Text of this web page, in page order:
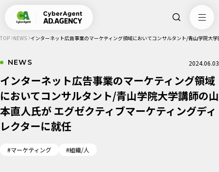
TOP NEWS インターネット広告事業のマーケティング領域においてコンサルタント/青山学院大
NEWS 2024.06.03
インターネット広告事業のマーケティング領域
においてコンサルタント/青山学院大学講師の山
本直人氏が エグゼクティブマーケティングディ
レクターに就任
#マーケティング #組織/人